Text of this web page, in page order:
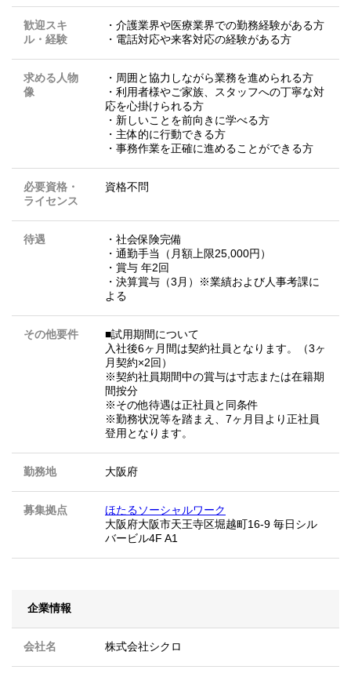
歓迎スキ
ル・経験
・介護業界や医療業界での勤務経験がある方
・電話対応や来客対応の経験がある方
求める人物
像
・周囲と協力しながら業務を進められる方
・利用者様やご家族、スタッフへの丁寧な対
応を心掛けられる方
・新しいことを前向きに学べる方
・主体的に行動できる方
・事務作業を正確に進めることができる方
必要資格・
ライセンス
資格不問
待遇
・社会保険完備
・通勤手当（月額上限25,000円）
・賞与 年2回
・決算賞与（3月）※業績および人事考課に
よる
その他要件
■試用期間について
入社後6ヶ月間は契約社員となります。（3ヶ
月契約×2回）
※契約社員期間中の賞与は寸志または在籍期
間按分
※その他待遇は正社員と同条件
※勤務状況等を踏まえ、7ヶ月目より正社員
登用となります。
勤務地 大阪府
募集拠点
ほたるソーシャルワーク
大阪府大阪市天王寺区堀越町16-9 毎日シル
バービル4F A1
企業情報
会社名 株式会社シクロ